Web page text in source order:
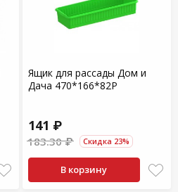
Ящик для рассады Дом и
Дача 470*166*82Р
141 ₽
183.30 ₽ Скидка 23%
В корзину